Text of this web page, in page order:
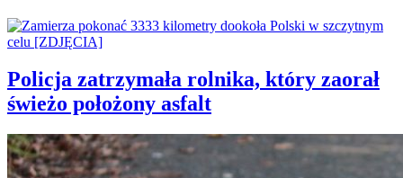
Policja zatrzymała rolnika, który zaorał
świeżo położony asfalt